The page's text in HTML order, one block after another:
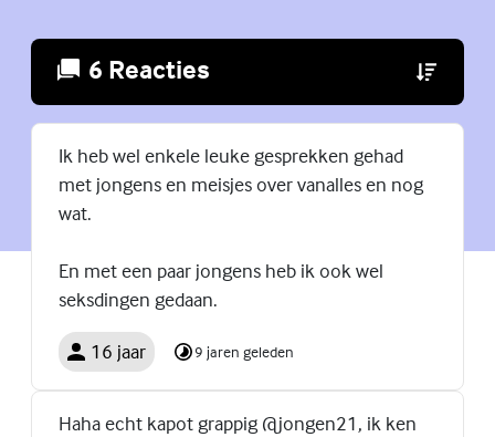
6 Reacties (Externe
Ik heb wel enkele leuke gesprekken gehad
met jongens en meisjes over vanalles en nog
wat.
En met een paar jongens heb ik ook wel
seksdingen gedaan.
16 jaar 9 jaren geleden
Haha echt kapot grappig @jongen21, ik ken